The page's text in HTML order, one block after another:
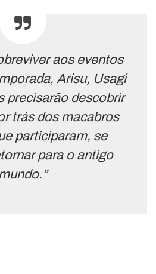
aos eventos
Arisu, Usagi
precisarão descobrir
trás dos macabros
participaram, se
para o antigo